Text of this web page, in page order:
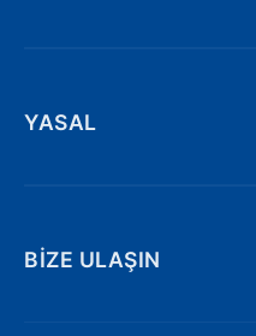
YASAL
BIZE ULAŞIN